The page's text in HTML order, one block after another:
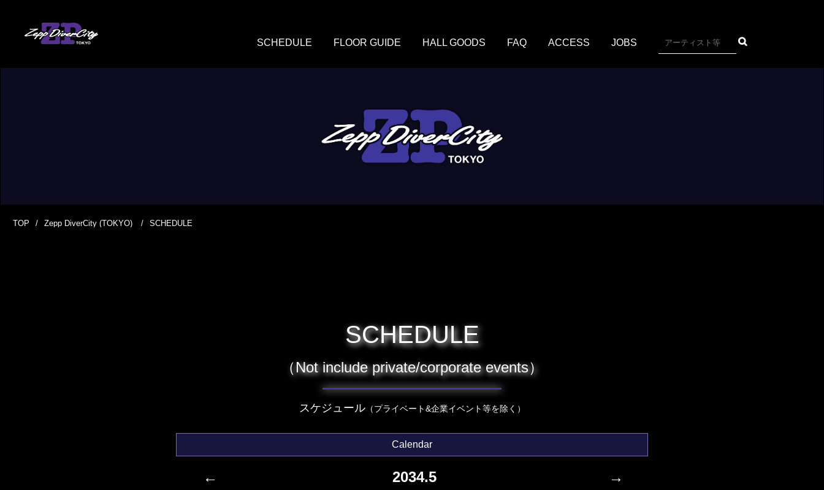
SCHEDULE FLOOR GUIDE HALL GOODS FAQ ACCESS JOBS
TOP Zepp DiverCity (TOKYO) SCHEDULE
SCHEDULE
（Not include private/corporate events）
スケジュール（プライベート&企業イベント等を除く）
Calendar
← 2034.5 →